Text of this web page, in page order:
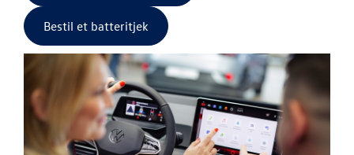
SKADESCENTER
NYHEDER
Bestil et batteritjek